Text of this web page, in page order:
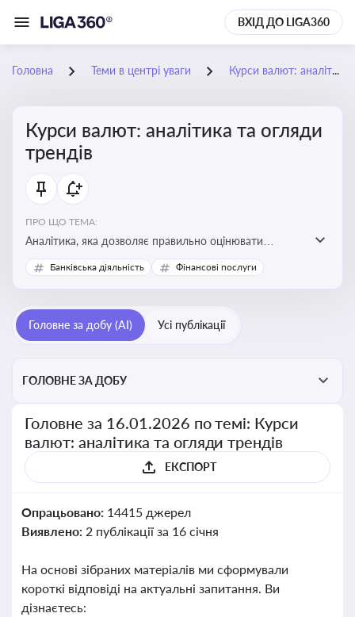
ВХІД ДО LIGA360
Головна Теми в центрі уваги Курси валют: аналітика та огляди трендів
Курси валют: аналітика та огляди
трендів
ПРО ЩО ТЕМА:
Аналітика, яка дозволяє правильно оцінювати
фінансові ризики та планувати витрати. Зміни в
курсах валют можуть вплинути на собівартість
Банківська діяльність Фінансові послуги
Головне за добу (AI) Усі публікації
ГОЛОВНЕ ЗА ДОБУ
Головне за 16.01.2026 по темі: Курси
валют: аналітика та огляди трендів
ЕКСПОРТ
Опрацьовано: 14415 джерел
Виявлено: 2 публікації за 16 січня
На основі зібраних матеріалів ми сформували
короткі відповіді на актуальні запитання. Ви
дізнаєтесь: